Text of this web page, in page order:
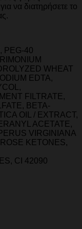
να διατηρήσετε το
PEG-40
WHEAT
EDTA,
FILTRATE,
BETA-
OIL / EXTRACT,
ACETATE,
VIRGINIANA
KETONES,
CI 42090